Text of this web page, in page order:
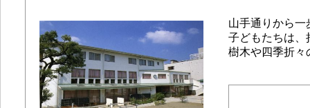
山手通りから一
子どもたちは、
樹木や四季折々